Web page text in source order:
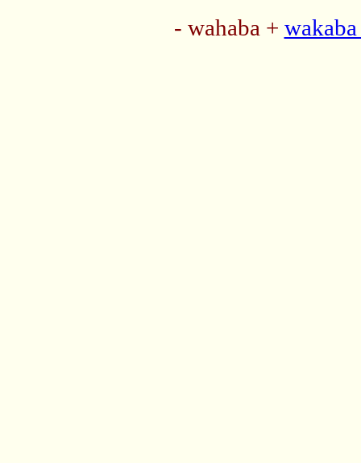
- wahaba +